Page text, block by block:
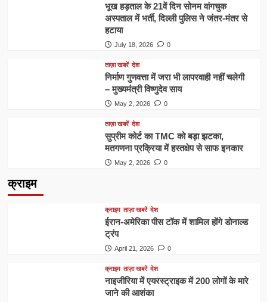
भूख हड़ताल के 21वें दिन सोनम वांगचुक
अस्पताल में भर्ती, दिल्ली पुलिस ने जंतर-मंतर से
हटाया
July 18, 2026 0
ताज़ा खबरें देश
निर्माण गुणवत्ता में जरा भी लापरवाही नहीं चलेगी
– मुख्यमंत्री विष्णुदेव साय
May 2, 2026 0
ताज़ा खबरें देश
सुप्रीम कोर्ट का TMC को बड़ा झटका,
मतगणना प्रक्रिया में हस्तक्षेप से साफ इनकार
May 2, 2026 0
क्राइम
क्राइम ताज़ा खबरें देश
ईरान-अमेरिका पीस टॉक में शामिल होंगे डोनाल्ड
ट्रंप
April 21, 2026 0
क्राइम ताज़ा खबरें देश
नाइजीरिया में एयरस्ट्राइक में 200 लोगों के मारे
जाने की आशंका